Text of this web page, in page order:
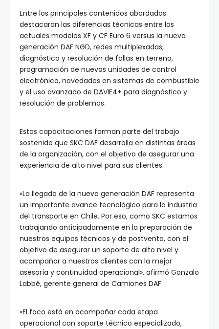
Entre los principales contenidos abordados
destacaron las diferencias técnicas entre los
actuales modelos XF y CF Euro 6 versus la nueva
generación DAF NGD, redes multiplexadas,
diagnóstico y resolución de fallas en terreno,
programación de nuevas unidades de control
electrónico, novedades en sistemas de combustible
y el uso avanzado de DAVIE4+ para diagnóstico y
resolución de problemas.
Estas capacitaciones forman parte del trabajo
sostenido que SKC DAF desarrolla en distintas áreas
de la organización, con el objetivo de asegurar una
experiencia de alto nivel para sus clientes.
«La llegada de la nueva generación DAF representa
un importante avance tecnológico para la industria
del transporte en Chile. Por eso, como SKC estamos
trabajando anticipadamente en la preparación de
nuestros equipos técnicos y de postventa, con el
objetivo de asegurar un soporte de alto nivel y
acompañar a nuestros clientes con la mejor
asesoría y continuidad operacional», afirmó Gonzalo
Labbé, gerente general de Camiones DAF.
«El foco está en acompañar cada etapa
operacional con soporte técnico especializado,